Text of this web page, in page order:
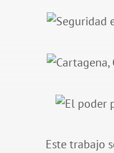
Este trabajo